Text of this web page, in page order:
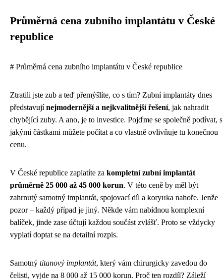
Průměrná cena zubního implantátu v České
republice
# Průměrná cena zubního implantátu v České republice
Ztratili jste zub a teď přemýšlíte, co s tím? Zubní implantáty dnes
představujínejmodernější a nejkvalitnější řešení, jak nahradit
chybějící zuby. A ano, je to investice. Pojďme se společně podívat, s
jakými částkami můžete počítat a co vlastně ovlivňuje tu konečnou
cenu.
V České republice zaplatíte za kompletní zubní implantát
průměrně 25 000 až 45 000 korun. V této ceně by měl být
zahrnutý samotný implantát, spojovací díl a korунka nahoře. Jenže
pozor – každý případ je jiný. Někde vám nabídnou komplexní
balíček, jinde zase účtují každou součást zvlášť. Proto se vždycky
vyplatí doptat se na detailní rozpis.
Samotný titanový implantát, který vám chirurgicky zavedou do
čelisti, vyjde na 8 000 až 15 000 korun. Proč ten rozdíl? Záleží